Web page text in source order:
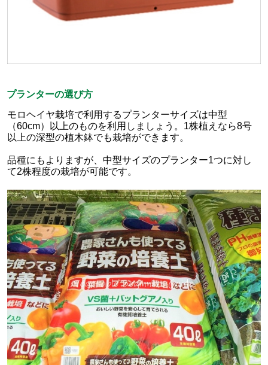
プランターの選び方
モロヘイヤ栽培で利用するプランターサイズは中型
（60cm）以上のものを利用しましょう。1株植えなら8号
以上の深型の植木鉢でも栽培ができます。
品種にもよりますが、中型サイズのプランター1つに対し
て2株程度の栽培が可能です。